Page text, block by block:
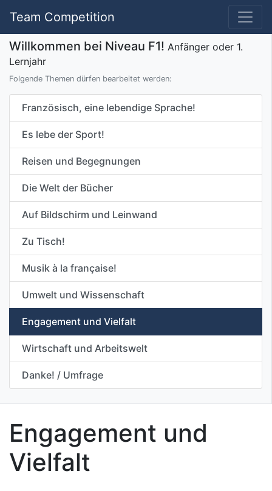
Team Competition
Willkommen bei Niveau F1! Anfänger oder 1.
Lernjahr
Folgende Themen dürfen bearbeitet werden:
Französisch, eine lebendige Sprache!
Es lebe der Sport!
Reisen und Begegnungen
Die Welt der Bücher
Auf Bildschirm und Leinwand
Zu Tisch!
Musik à la française!
Umwelt und Wissenschaft
Engagement und Vielfalt
Wirtschaft und Arbeitswelt
Danke! / Umfrage
Engagement und
Vielfalt